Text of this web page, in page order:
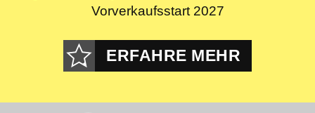
Vorverkaufsstart 2027
ERFAHRE MEHR